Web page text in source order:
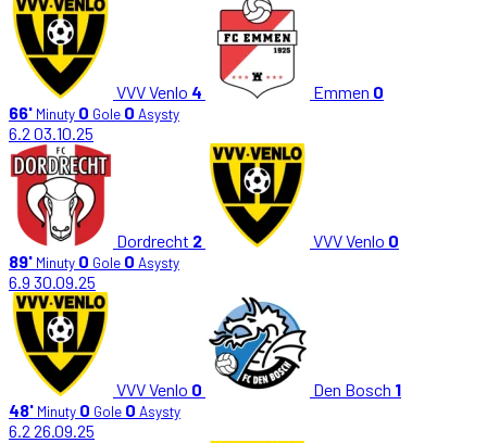
VVV Venlo 4 Emmen 0
66' Minuty 0 Gole 0 Asysty
6.2 03.10.25
Dordrecht 2 VVV Venlo 0
89' Minuty 0 Gole 0 Asysty
6.9 30.09.25
VVV Venlo 0 Den Bosch 1
48' Minuty 0 Gole 0 Asysty
6.2 26.09.25